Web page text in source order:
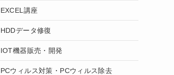
EXCEL講座
HDDデータ修復
IOT機器販売・開発
PCウィルス対策・PCウィルス除去